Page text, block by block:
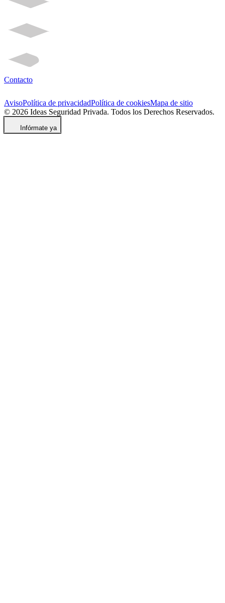
Contacto
AvisoPolítica de privacidadPolítica de cookiesMapa de sitio
© 2026 Ideas Seguridad Privada. Todos los Derechos Reservados.
Infórmate ya